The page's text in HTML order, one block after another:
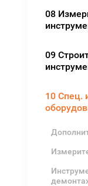
08
09
10 Спец.